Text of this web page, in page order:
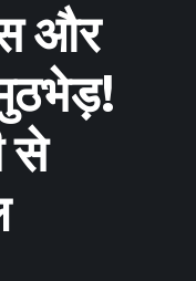
और
से